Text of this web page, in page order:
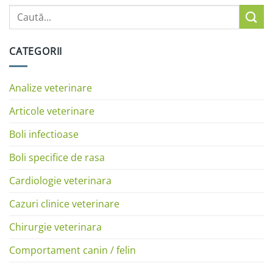
CATEGORII
Analize veterinare
Articole veterinare
Boli infectioase
Boli specifice de rasa
Cardiologie veterinara
Cazuri clinice veterinare
Chirurgie veterinara
Comportament canin / felin